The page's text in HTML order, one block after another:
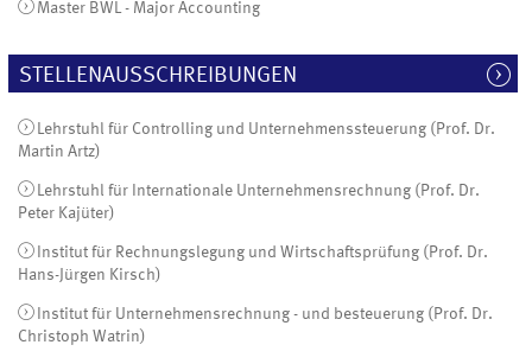
Master BWL - Major Accounting
STELLENAUSSCHREIBUNGEN
Lehrstuhl für Controlling und Unternehmenssteuerung (Prof. Dr.
Martin Artz)
Lehrstuhl für Internationale Unternehmensrechnung (Prof. Dr.
Peter Kajüter)
Institut für Rechnungslegung und Wirtschaftsprüfung (Prof. Dr.
Hans-Jürgen Kirsch)
Institut für Unternehmensrechnung - und besteuerung (Prof. Dr.
Christoph Watrin)